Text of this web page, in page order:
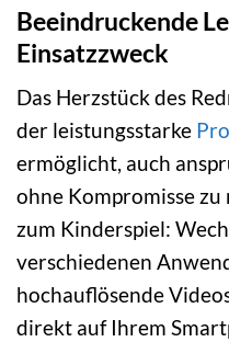
Beeindruckende
Einsatzzweck
Das Herzstück des
der leistungsstarke
ermöglicht, auch
ohne Kompromisse
zum Kinderspiel:
verschiedenen
hochauflösende
direkt auf Ihrem